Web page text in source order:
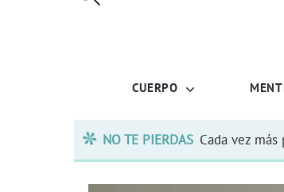
CUERPO
NO TE PIERDAS Cada vez